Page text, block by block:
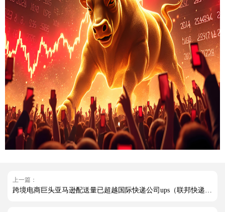
上一篇：
跨境电商巨头亚马逊配送量已超越国际快递公司ups（联邦快递也与亚马逊分道扬镳）